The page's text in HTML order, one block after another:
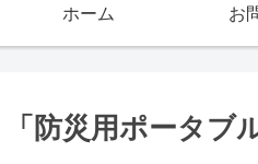
ホーム お
「防災用ポータブ